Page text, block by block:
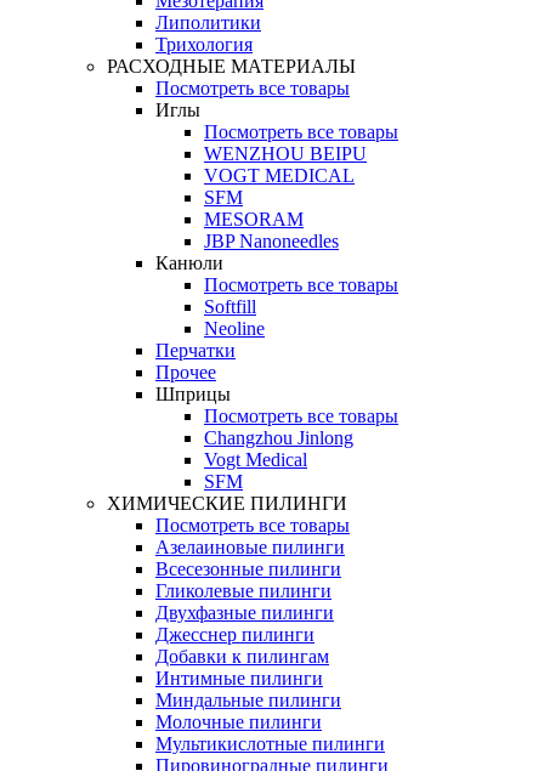
Липолитики
Трихология
РАСХОДНЫЕ МАТЕРИАЛЫ
Посмотреть все товары
Иглы
Посмотреть все товары
WENZHOU BEIPU
VOGT MEDICAL
SFM
MESORAM
JBP Nanoneedles
Канюли
Посмотреть все товары
Softfill
Neoline
Перчатки
Прочее
Шприцы
Посмотреть все товары
Changzhou Jinlong
Vogt Medical
SFM
ХИМИЧЕСКИЕ ПИЛИНГИ
Посмотреть все товары
Азелаиновые пилинги
Всесезонные пилинги
Гликолевые пилинги
Двухфазные пилинги
Джесснер пилинги
Добавки к пилингам
Интимные пилинги
Миндальные пилинги
Молочные пилинги
Мультикислотные пилинги
Пировиноградные пилинги